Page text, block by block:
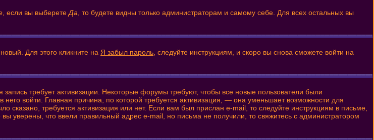
, если вы выберете Да , то будете видны только администраторам и самому себе. Для всех остальных вы
Для этого кликните на Я забыл пароль , следуйте инструкциям, и скоро вы снова сможете войти на
требует активизации. Некоторые форумы требуют, чтобы все новые пользователи были
войти. Главная причина, по которой требуется активизация, — она уменьшает возможности для
требуется активизация или нет. Если вам был прислан e-mail, то следуйте инструкциям в письме,
уверены, что ввели правильный адрес e-mail, но письма не получили, то свяжитесь с администратором